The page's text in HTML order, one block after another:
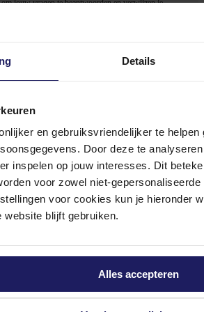
Details
en gebruiksvriendelijker te
Door deze te
inspelen op jouw interesses. Dit
voor zowel niet-
voor cookies kun je hieronder
blijft gebruiken.
Alles accepteren
om jouw vragen te beantwoorden en verwijzen je
van 10.00 tot 15.00 uur.
onze veelgestelde vragen